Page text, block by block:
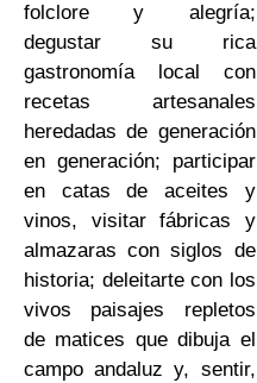
folclore y alegría;
degustar su rica
gastronomía local con
recetas artesanales
heredadas de generación
en generación; participar
en catas de aceites y
vinos, visitar fábricas y
almazaras con siglos de
historia; deleitarte con los
vivos paisajes repletos
de matices que dibuja el
campo andaluz y, sentir,